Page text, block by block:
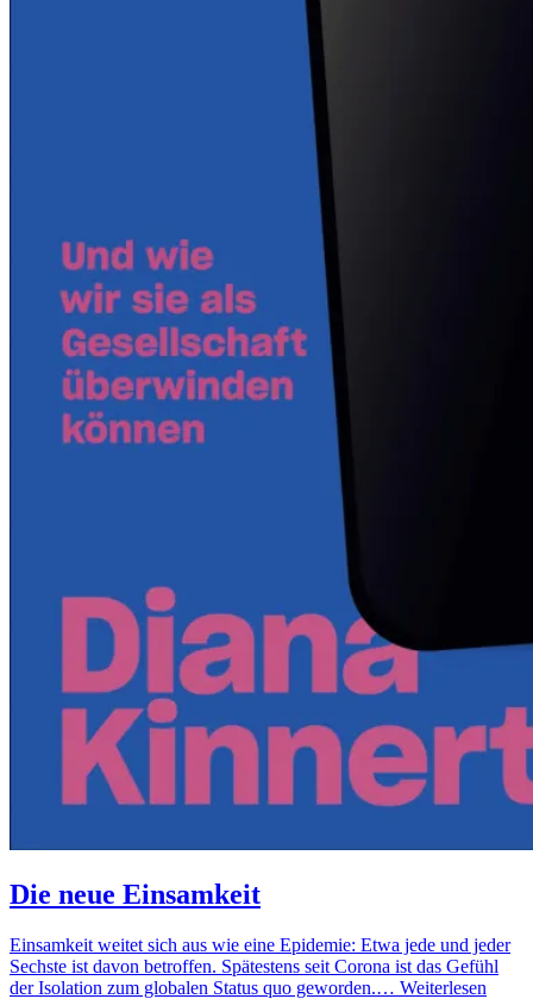
Die neue Einsamkeit
Einsamkeit weitet sich aus wie eine Epidemie: Etwa jede und jeder
Sechste ist davon betroffen. Spätestens seit Corona ist das Gefühl
der Isolation zum globalen Status quo geworden.… Weiterlesen